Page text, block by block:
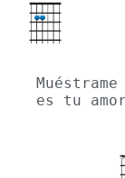
es tu amor
X